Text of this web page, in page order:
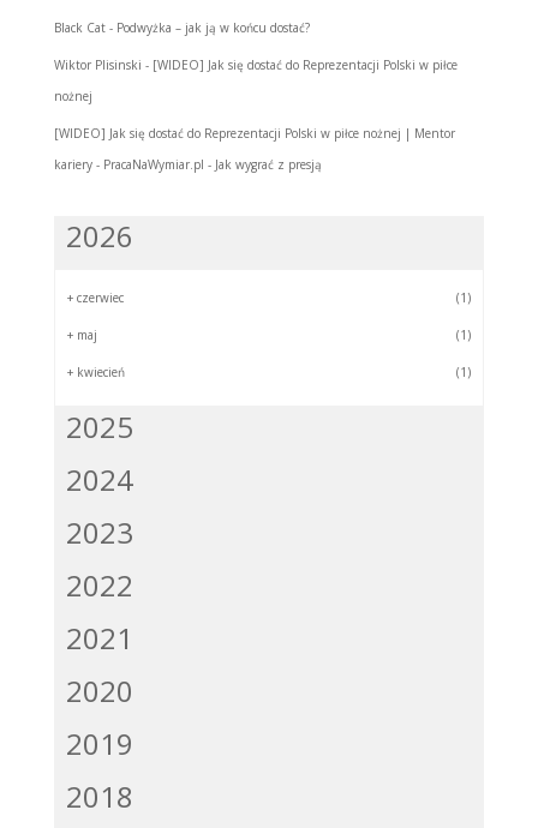
Black Cat- Podwyżka – jak ją w końcu dostać?
Wiktor Plisinski - [WIDEO] Jak się dostać do Reprezentacji Polski w piłce
nożnej
[WIDEO] Jak się dostać do Reprezentacji Polski w piłce nożnej | Mentor
kariery - PracaNaWymiar.pl - Jak wygrać z presją
2026
+ czerwiec (1)
+ maj (1)
+ kwiecień (1)
2025
2024
2023
2022
2021
2020
2019
2018